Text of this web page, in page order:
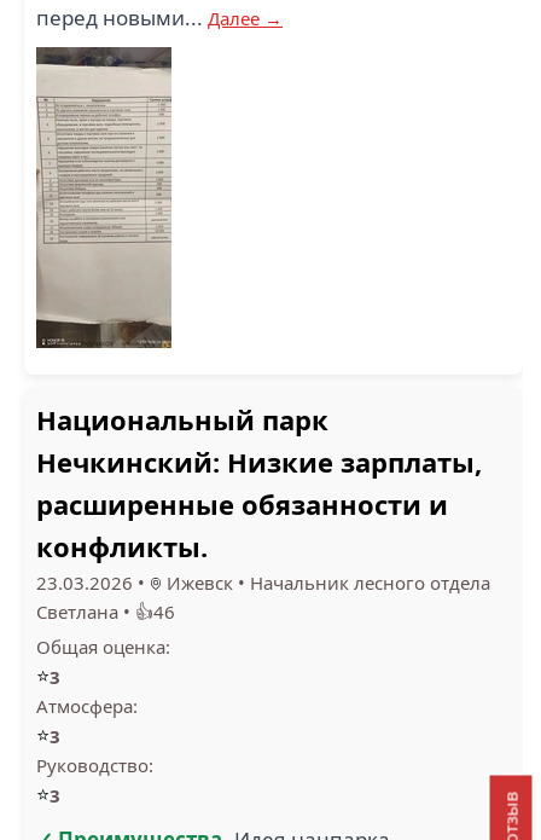
перед новыми... Далее →
Национальный парк
Нечкинский: Низкие зарплаты,
расширенные обязанности и
конфликты.
23.03.2026 • Ижевск • Начальник лесного отдела
Светлана • 👍46
Общая оценка:
⭐3
Атмосфера:
⭐3
Руководство:
⭐3